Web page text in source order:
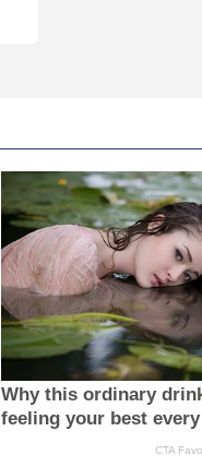
Why this ordinary
feeling your best
CTA